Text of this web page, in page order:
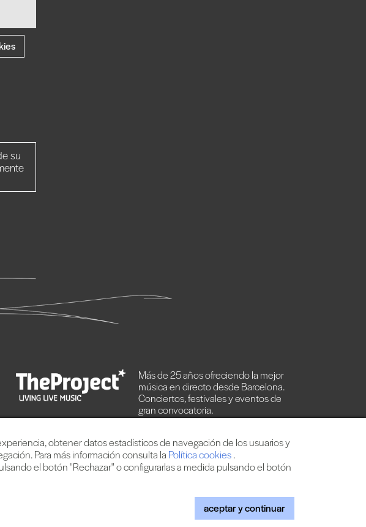
su
Más de 25 años ofreciendo la mejor
música en directo desde Barcelona.
Conciertos, festivales y eventos de
gran convocatoria.
obtener datos estadísticos de navegación de los usuarios y
Para más información consulta la Política cookies.
el botón "Rechazar" o configurarlas a medida pulsando el botón
aceptar y continuar